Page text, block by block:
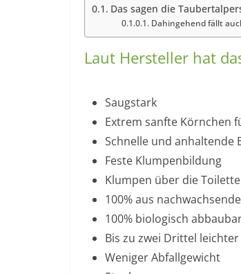
Das sagen die
Dahingehend fällt
Laut Hersteller hat
Saugstark
Extrem sanfte Körnchen
Schnelle und anhaltende
Feste Klumpenbildung
Klumpen über die
100% aus
100% biologisch
Bis zu zwei Drittel
Weniger Abfallgewicht